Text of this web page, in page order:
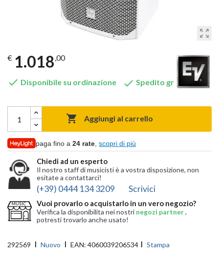
zoom_out_map
€ 1.018,00
 Disponibile su ordinazione  Spedito gratis
 Aggiungi al carrello
paga fino a24 rate ,scopri di più
Chiedi ad un esperto
Il nostro staff di musicisti è a vostra disposizione, non
esitate a contattarci!
(+39) 0444 134 3209 Scrivici
Vuoi provarlo o acquistarlo in un vero negozio?
Verifica la disponibilita nei nostri negozi partner,
potresti trovarlo anche usato!
292569 Nuovo EAN: 4060039206534 Stampa